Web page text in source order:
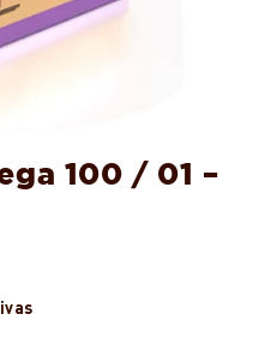
100 / 01 –